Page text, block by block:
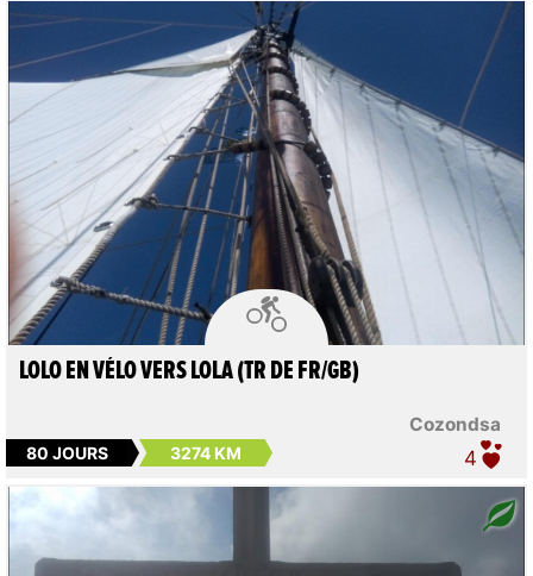

Cozondsa
LOLO EN VÉLO VERS LOLA (TR DE FR/GB)
80 JOURS 3274 KM 4